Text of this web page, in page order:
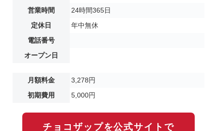
営業時間
24時間365日
定休日
年中無休
電話番号
オープン日
月額料金
3,278円
初期費用
5,000円
チョコザップを公式サイトで